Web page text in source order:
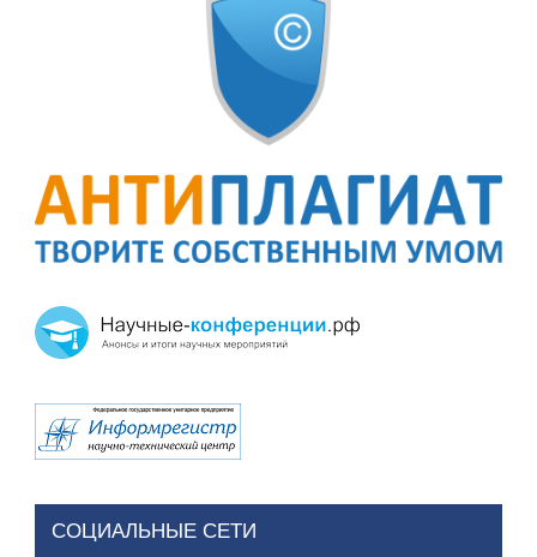
СОЦИАЛЬНЫЕ СЕТИ